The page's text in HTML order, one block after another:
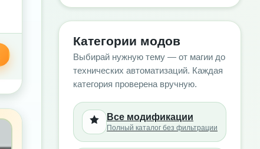
Категории модов
Выбирай нужную тему — от магии до
технических автоматизаций. Каждая
категория проверена вручную.
Все модификации
Полный каталог без фильтрации